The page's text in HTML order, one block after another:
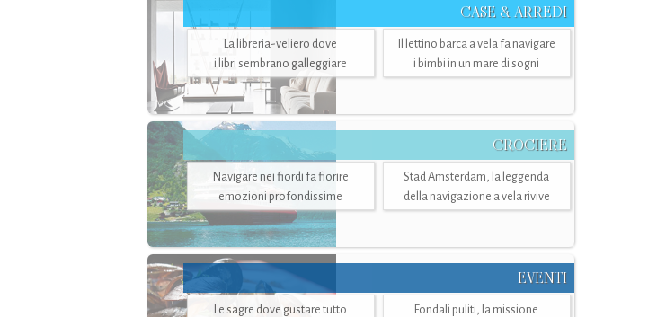
CASE & ARREDI
La libreria-veliero dove
i libri sembrano galleggiare
Il lettino barca a vela fa navigare
i bimbi in un mare di sogni
CROCIERE
Navigare nei fiordi fa fiorire
emozioni profondissime
Stad Amsterdam, la leggenda
della navigazione a vela rivive
EVENTI
Le sagre dove gustare tutto
Fondali puliti, la missione